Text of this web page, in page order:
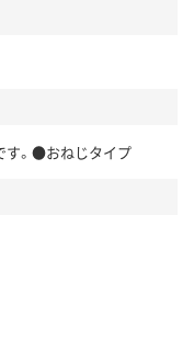
す。●おねじタイプ